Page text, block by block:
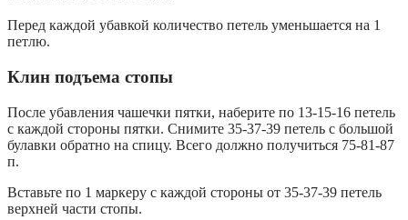
Перед каждой убавкой количество петель уменьшается на 1
петлю.
Клин подъема стопы
После убавления чашечки пятки, наберите по 13-15-16 петель
с каждой стороны пятки. Снимите 35-37-39 петель с большой
булавки обратно на спицу. Всего должно получиться 75-81-87
п.
Вставьте по 1 маркеру с каждой стороны от 35-37-39 петель
верхней части стопы.